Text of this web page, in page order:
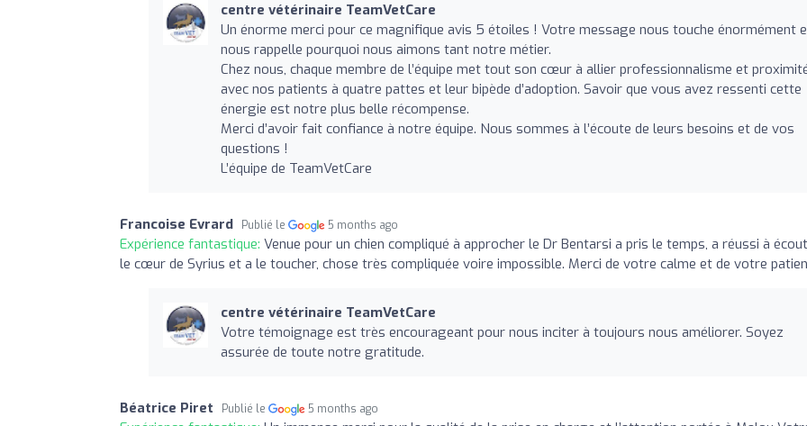
centre vétérinaire TeamVetCare
Un énorme merci pour ce magnifique avis 5 étoiles ! Votre message nous touche énormément
nous rappelle pourquoi nous aimons tant notre métier.
Chez nous, chaque membre de l’équipe met tout son cœur à allier professionnalisme et
avec nos patients à quatre pattes et leur bipède d’adoption. Savoir que vous avez ressenti cette
énergie est notre plus belle récompense.
Merci d’avoir fait confiance à notre équipe. Nous sommes à l’écoute de leurs besoins et de vos
questions !
L’équipe de TeamVetCare
Francoise Evrard Publié le 5 months ago
Expérience fantastique: Venue pour un chien compliqué à approcher le Dr Bentarsi a pris le temps, a réussi à
le cœur de Syrius et a le toucher, chose très compliquée voire impossible. Merci de votre calme et de votre
centre vétérinaire TeamVetCare
Votre témoignage est très encourageant pour nous inciter à toujours nous améliorer. Soyez
assurée de toute notre gratitude.
Béatrice Piret Publié le 5 months ago